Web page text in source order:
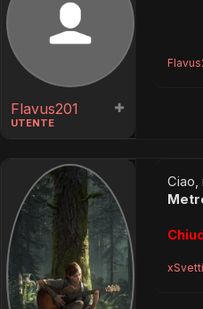
Flavus201
UTENTE
Ciao,